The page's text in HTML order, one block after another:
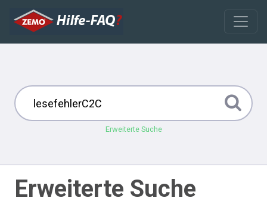
Erweiterte Suche
Erweiterte Suche